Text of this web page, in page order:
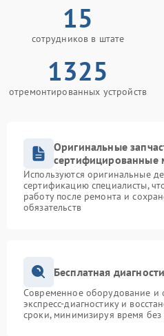
15
сотрудников в штате
1325
отремонтированных устройств
Оригинальные
сертифицированные
Используются оригинальные
сертификацию специалисты,
работу после ремонта и
обязательств
Бесплатная
Современное оборудование и
экспресс-диагностику и
сроки, минимизируя время без